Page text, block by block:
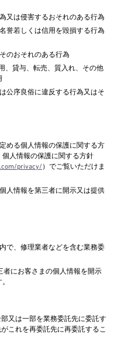
又は侵害するおそれのある行為
誉若しくは信用を毀損する行為
のおそれのある行為
、貸与、転売、質入れ、その他
公序良俗に違反する行為又はそ
める個人情報の保護に関する方
人情報の保護に関する方針
privacy/ ）でご覧いただけま
人情報を第三者に開示又は提供
で、修理業者などを含む業務委
者にお客さまの個人情報を開示
又は一部を業務委託先に委託す
これを再委託先に再委託するこ